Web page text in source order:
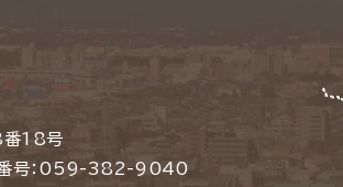
18号
号：059-382-9040